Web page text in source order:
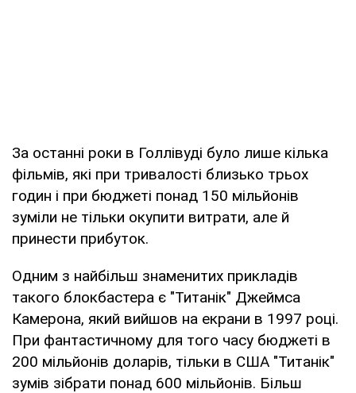
За останні роки в Голлівуді було лише кілька
фільмів, які при тривалості близько трьох
годин і при бюджеті понад 150 мільйонів
зуміли не тільки окупити витрати, але й
принести прибуток.
Одним з найбільш знаменитих прикладів
такого блокбастера є "Титанік" Джеймса
Камерона, який вийшов на екрани в 1997 році.
При фантастичному для того часу бюджеті в
200 мільйонів доларів, тільки в США "Титанік"
зумів зібрати понад 600 мільйонів. Більш